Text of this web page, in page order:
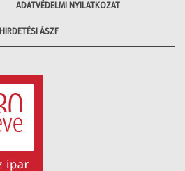
ADATVÉDELMI NYILATKOZAT
HIRDETÉSI ÁSZF